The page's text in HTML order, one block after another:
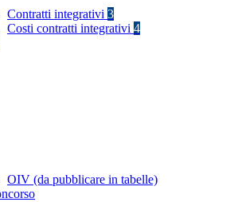
Contratti integrativi 3
Costi contratti integrativi 4
OIV (da pubblicare in tabelle)